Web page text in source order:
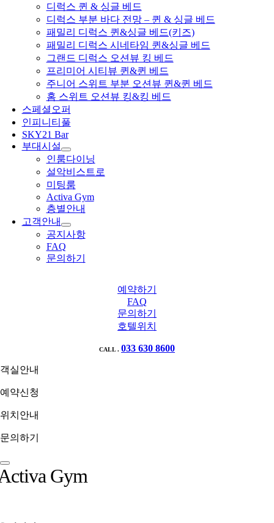
디럭스 퀸 & 싱글 베드
디럭스 부분 바다 전망 – 퀸 & 싱글 베드
패밀리 디럭스 퀸&싱글 베드(키즈)
패밀리 디럭스 시네타임 퀸&싱글 베드
그랜드 디럭스 오션뷰 킹 베드
프리미어 시티뷰 퀸&퀸 베드
주니어 스위트 부분 오션뷰 퀸&퀸 베드
홈 스위트 오션뷰 킹&킹 베드
스페셜오퍼
인피니티풀
SKY21 Bar
부대시설
인룸다이닝
설악비스트로
미팅룸
Activa Gym
층별안내
고객안내
공지사항
FAQ
문의하기
예약하기
FAQ
문의하기
호텔위치
CALL . 033 630 8600
객실안내
예약신청
위치안내
문의하기
Gym